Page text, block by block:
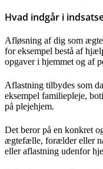
Hvad indgår i
Afløsning af dig som
for eksempel bestå af
opgaver i hjemmet og af
Aflastning tilbydes som
eksempel familiepleje,
på plejehjem.
Det beror på en konkret
ægtefælle, forælder eller
eller aflastning udenfor